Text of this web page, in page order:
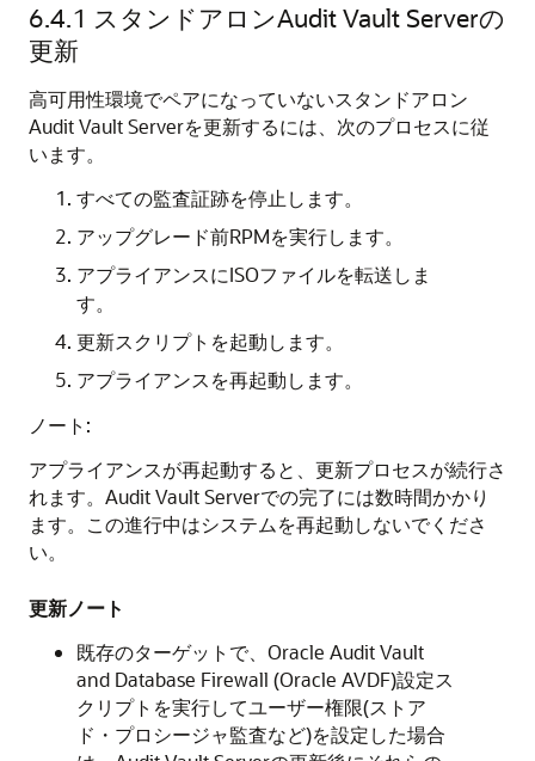
6.4.1 スタンドアロンAudit Vault Serverの
更新
高可用性環境でペアになっていないスタンドアロン
Audit Vault Serverを更新するには、次のプロセスに従
います。
すべての監査証跡を停止します。
アップグレード前RPMを実行します。
アプライアンスにISOファイルを転送しま
す。
更新スクリプトを起動します。
アプライアンスを再起動します。
ノート:
アプライアンスが再起動すると、更新プロセスが続行さ
れます。Audit Vault Serverでの完了には数時間かかり
ます。この進行中はシステムを再起動しないでくださ
い。
更新ノート
既存のターゲットで、Oracle Audit Vault
and Database Firewall (Oracle AVDF)設定ス
クリプトを実行してユーザー権限(ストア
ド・プロシージャ監査など)を設定した場合